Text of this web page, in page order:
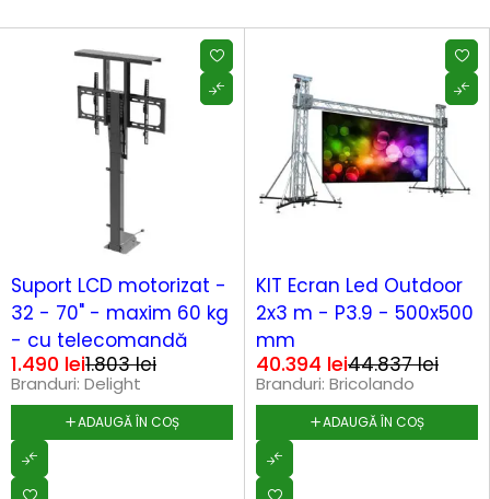
Suport LCD motorizat -
32 - 70" - maxim 60 kg
- cu telecomandă
1.803lei
1.490 lei
Branduri: Delight
ADAUGĂ ÎN COȘ
KIT Ecran Led Outdoor
2x3 m - P3.9 - 500x500
mm
44.837lei
40.394 lei
Branduri: Bricolando
ADAUGĂ ÎN COȘ